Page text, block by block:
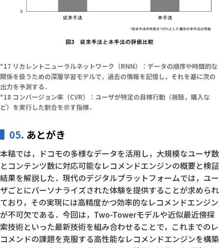
リカレントニューラルネットワーク（RNN）：データの順序や時間的な
関係を扱うための深層学習モデルで，過去の情報を記憶し，それを基に次の
出力を予測する．
コンバージョン率（CVR）：ユーザが特定の目標行動（視聴，購入な
ど）を実行した割合を示す指標．
05. あとがき
本稿では，ドコモの多様なデータを活用し，大規模なユーザ数
とコンテンツ数に対応可能なレコメンドエンジンの概要と検証
結果を解説した．現代のデジタルプラットフォームでは，ユー
ザごとにパーソナライズされた体験を提供することが求められ
ており，その実現には高精度かつ効率的なレコメンドエンジン
が不可欠である．今回は，Two-Towerモデルや近似最近傍探
索技術といった最新技術を組み合わせることで，これまでのレ
コメンドの課題を克服する高性能なレコメンドエンジンを構築